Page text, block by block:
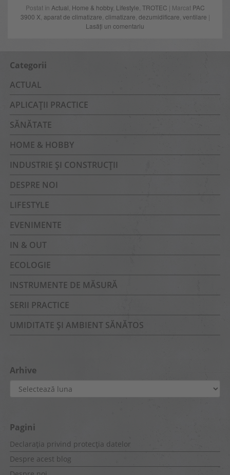
Postat în Actual Home & hobby, Lifestyle TROTEC | Marcat PAC
3900 X aparat de climatizare climatizare dezumidificare ventilare |
Lasăți un comentariu
Categorii
ACTUAL
APLICAȚII PRACTICE
SĂNĂTATE
HOME & HOBBY
INDUSTRIE ȘI CONSTRUCȚII
DESPRE NOI
LIFESTYLE
EVENIMENTE
IN & OUT
ECOLOGIE
INSTRUMENTE DE MĂSURĂ
SERII PRACTICE
UMIDITATE ȘI AMBIENT SĂNĂTOS
Arhive
Arhive
Pagini
Declarația privind protecția datelor
Despre acest blog